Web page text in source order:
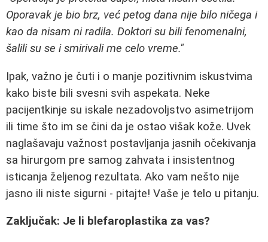
Oporavak je bio brz, već petog dana nije bilo ničega i
kao da nisam ni radila. Doktori su bili fenomenalni,
šalili su se i smirivali me celo vreme."
Ipak, važno je čuti i o manje pozitivnim iskustvima
kako biste bili svesni svih aspekata. Neke
pacijentkinje su iskale nezadovoljstvo asimetrijom
ili time što im se čini da je ostao višak kože. Uvek
naglašavaju važnost postavljanja jasnih očekivanja
sa hirurgom pre samog zahvata i insistentnog
isticanja željenog rezultata. Ako vam nešto nije
jasno ili niste sigurni - pitajte! Vaše je telo u pitanju.
Zaključak: Je li blefaroplastika za vas?